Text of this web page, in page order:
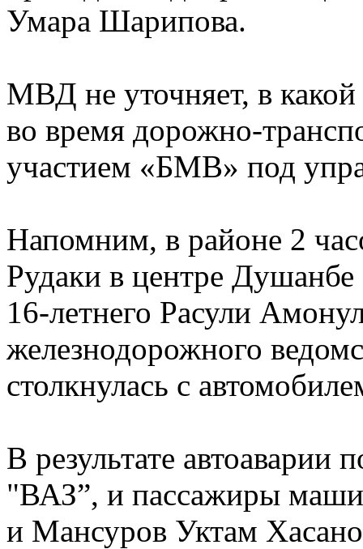
Умара Шарипова.
МВД не уточняет, в
во время дорожно-
участием «БМВ» под
Напомним, в районе 2
Рудаки в центре
16-летнего Расули
железнодорожного
столкнулась с
В результате автоаварии
"ВАЗ”, и пассажиры
и Мансуров Уктам